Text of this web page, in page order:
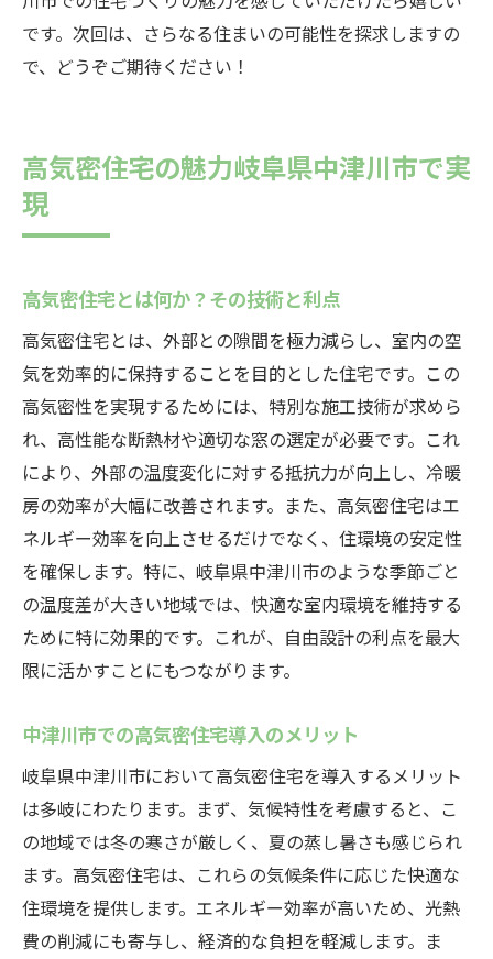
です。次回は、さらなる住まいの可能性を探求しますの
で、どうぞご期待ください！
高気密住宅の魅力岐阜県中津川市で実
現
高気密住宅とは何か？その技術と利点
高気密住宅とは、外部との隙間を極力減らし、室内の空
気を効率的に保持することを目的とした住宅です。この
高気密性を実現するためには、特別な施工技術が求めら
れ、高性能な断熱材や適切な窓の選定が必要です。これ
により、外部の温度変化に対する抵抗力が向上し、冷暖
房の効率が大幅に改善されます。また、高気密住宅はエ
ネルギー効率を向上させるだけでなく、住環境の安定性
を確保します。特に、岐阜県中津川市のような季節ごと
の温度差が大きい地域では、快適な室内環境を維持する
ために特に効果的です。これが、自由設計の利点を最大
限に活かすことにもつながります。
中津川市での高気密住宅導入のメリット
岐阜県中津川市において高気密住宅を導入するメリット
は多岐にわたります。まず、気候特性を考慮すると、こ
の地域では冬の寒さが厳しく、夏の蒸し暑さも感じられ
ます。高気密住宅は、これらの気候条件に応じた快適な
住環境を提供します。エネルギー効率が高いため、光熱
費の削減にも寄与し、経済的な負担を軽減します。ま